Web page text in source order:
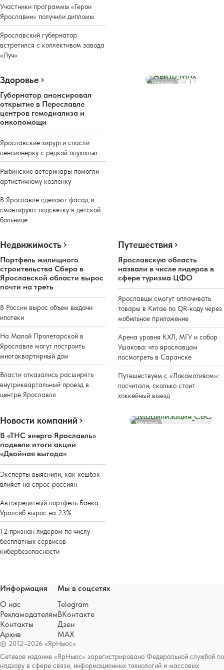
Участники программы «Герои
Ярославии» получили дипломы
Ярославский губернатор
встретился с коллективом завода
«Луч»
Здоровье
Губернатор анонсировал
открытие в Переславле
центров гемодиализа и
онкопомощи
Ярославские хирурги спасли
пенсионерку с редкой опухолью
Рыбинские ветеринары помогли
артистичному козленку
В Ярославле сделают фасад и
смонтируют подсветку в детской
больнице
Реклама
Недвижимость
Портфель жилищного
строительства Сбера в
Ярославской области вырос
почти на треть
В России вырос объем выдачи
ипотеки
На Малой Пролетарской в
Ярославле могут построить
многоквартирный дом
Власти отказались расширять
внутриквартальный проезд в
центре Ярославля
Путешествия
Ярославскую область
назвали в числе лидеров в
сфере туризма ЦФО
Ярославцы смогут оплачивать
товары в Китае по QR-коду через
мобильное приложение
Арена уровня КХЛ, МГУ и собор
Ушакова: что ярославцам
посмотреть в Саранске
Путешествуем с «Локомотивом»:
посчитали, сколько стоит
хоккейный выезд
Новости компаний
В «ТНС энерго Ярославль»
подвели итоги акции
«Двойная выгода»
Эксперты выяснили, как кешбэк
влияет на спрос россиян
Автокредитный портфель Банка
Уралсиб вырос на 23%
Т2 признан лидером по числу
бесплатных сервисов
кибербезопасности
Реклама
© 2012–2026 «ЯрНьюс»
Сетевое издание «ЯрНьюс» зарегистрировано Федеральной службой по
надзору в сфере связи, информационных технологий и массовых
Информация
О нас
Рекламодателям
Контакты
Архив
Мы в соцсетях
Telegram
ВКонтакте
Дзен
MAX